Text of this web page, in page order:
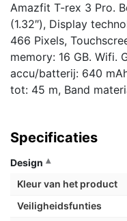
Amazfit T-rex 3 Pro.
(1.32″), Display
466 Pixels,
memory: 16 GB. Wifi.
accu/batterij: 640
tot: 45 m, Band
Specificaties
Design
Kleur van het product
Veiligheidsfunties